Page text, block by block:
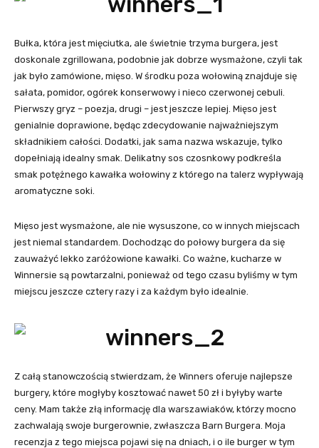
Bułka, która jest mięciutka, ale świetnie trzyma burgera, jest
doskonale zgrillowana, podobnie jak dobrze wysmażone, czyli tak
jak było zamówione, mięso. W środku poza wołowiną znajduje się
sałata, pomidor, ogórek konserwowy i nieco czerwonej cebuli.
Pierwszy gryz – poezja, drugi – jest jeszcze lepiej. Mięso jest
genialnie doprawione, będąc zdecydowanie najważniejszym
składnikiem całości. Dodatki, jak sama nazwa wskazuje, tylko
dopełniają idealny smak. Delikatny sos czosnkowy podkreśla
smak potężnego kawałka wołowiny z którego na talerz wypływają
aromatyczne soki.
Mięso jest wysmażone, ale nie wysuszone, co w innych miejscach
jest niemal standardem. Dochodząc do połowy burgera da się
zauważyć lekko zaróżowione kawałki. Co ważne, kucharze w
Winnersie są powtarzalni, ponieważ od tego czasu byliśmy w tym
miejscu jeszcze cztery razy i za każdym było idealnie.
Z całą stanowczością stwierdzam, że Winners oferuje najlepsze
burgery, które mogłyby kosztować nawet 50 zł i byłyby warte
ceny. Mam także złą informację dla warszawiaków, którzy mocno
zachwalają swoje burgerownie, zwłaszcza Barn Burgera. Moja
recenzja z tego miejsca pojawi się na dniach, i o ile burger w tym